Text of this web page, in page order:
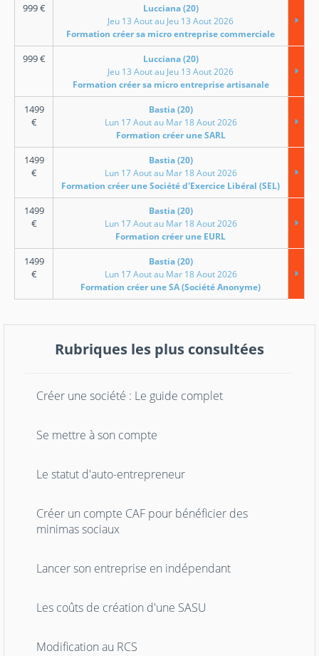
999€
Lucciana (20)
Jeu 13 Aout au Jeu 13 Aout 2026
Formation créer sa micro entreprise commerciale
999€
Lucciana (20)
Jeu 13 Aout au Jeu 13 Aout 2026
Formation créer sa micro entreprise artisanale
1499
€
Bastia (20)
Lun 17 Aout au Mar 18 Aout 2026
Formation créer une SARL
1499
€
Bastia (20)
Lun 17 Aout au Mar 18 Aout 2026
Formation créer une Société d'Exercice Libéral (SEL)
1499
€
Bastia (20)
Lun 17 Aout au Mar 18 Aout 2026
Formation créer une EURL
1499
€
Bastia (20)
Lun 17 Aout au Mar 18 Aout 2026
Formation créer une SA (Société Anonyme)
Rubriques les plus consultées
Créer une société : Le guide complet
Se mettre à son compte
Le statut d'auto-entrepreneur
Créer un compte CAF pour bénéficier des
minimas sociaux
Lancer son entreprise en indépendant
Les coûts de création d'une SASU
Modification au RCS